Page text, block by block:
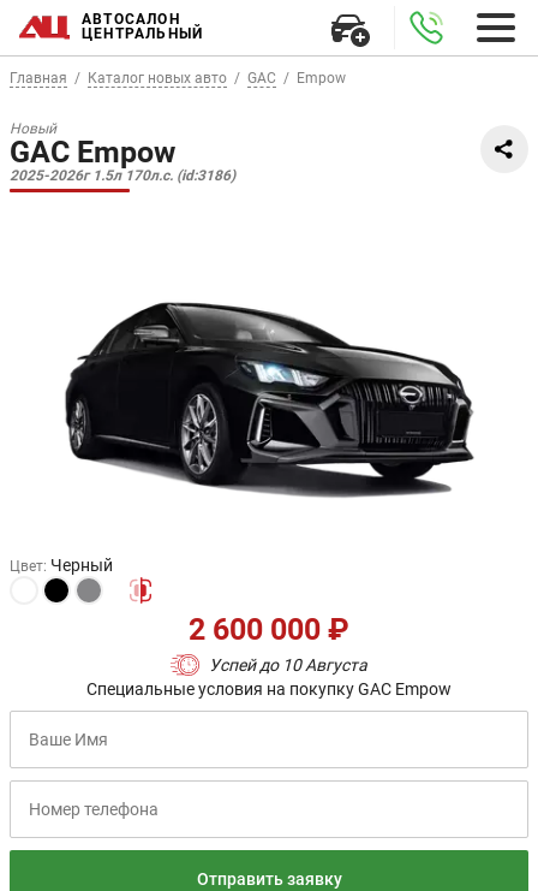
АВТОСАЛОН
ЦЕНТРАЛЬНЫЙ
Главная Каталог новых авто GAC Empow
Новый
GAC Empow
2025-2026г 1.5л 170л.с. (id:3186)
Цвет: Черный
Успей до 10 Августа
2 600 000 ₽
Специальные условия на покупку GAC Empow
Отправить заявку